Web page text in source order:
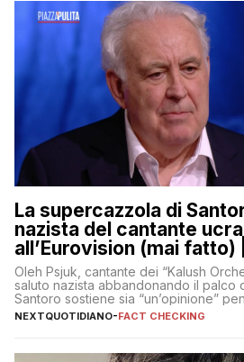
La supercazzola di
nazista del cantante
all’Eurovision (mai fatto)
Oleh Psjuk, cantante dei “Kalush
saluto nazista abbandonando il palco
Santoro sostiene sia “un’opinione”
così
NEXTQUOTIDIANO-FACT CHECKING